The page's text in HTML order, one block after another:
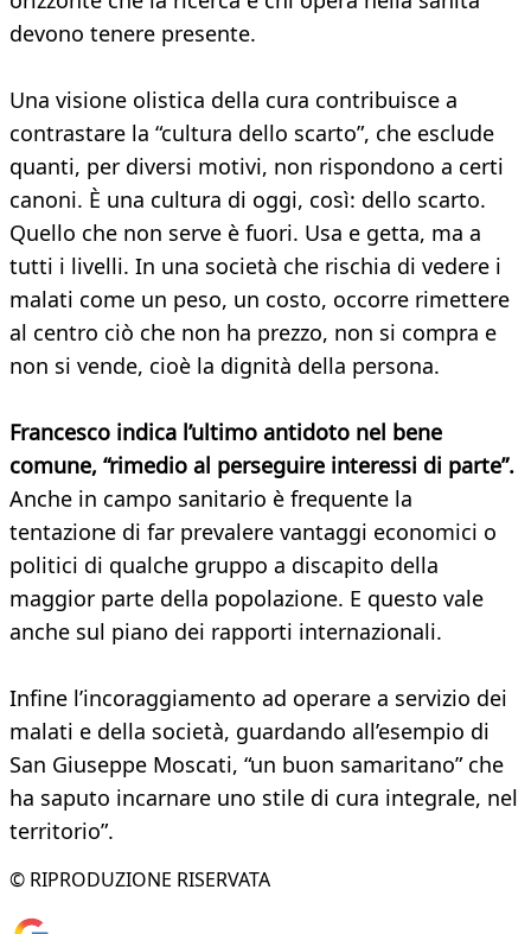
devono tenere presente.
Una visione olistica della cura contribuisce a
contrastare la “cultura dello scarto”, che esclude
quanti, per diversi motivi, non rispondono a certi
canoni. È una cultura di oggi, così: dello scarto.
Quello che non serve è fuori. Usa e getta, ma a
tutti i livelli. In una società che rischia di vedere i
malati come un peso, un costo, occorre rimettere
al centro ciò che non ha prezzo, non si compra e
non si vende, cioè la dignità della persona.
Francesco indica l’ultimo antidoto nel bene
comune, “rimedio al perseguire interessi di parte”.
Anche in campo sanitario è frequente la
tentazione di far prevalere vantaggi economici o
politici di qualche gruppo a discapito della
maggior parte della popolazione. E questo vale
anche sul piano dei rapporti internazionali.
Infine l’incoraggiamento ad operare a servizio dei
malati e della società, guardando all’esempio di
San Giuseppe Moscati, “un buon samaritano” che
ha saputo incarnare uno stile di cura integrale, nel
territorio”.
© RIPRODUZIONE RISERVATA